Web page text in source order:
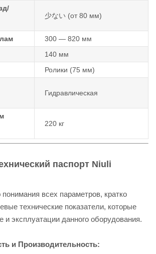
少ない (от 80 мм)
300 — 820 мм
140 мм
Ролики (75 мм)
Гидравлическая
220 кг
паспорт Niuli
понимания всех параметров, кратко
технические показатели, которые
эксплуатации данного оборудования.
и Производительность: